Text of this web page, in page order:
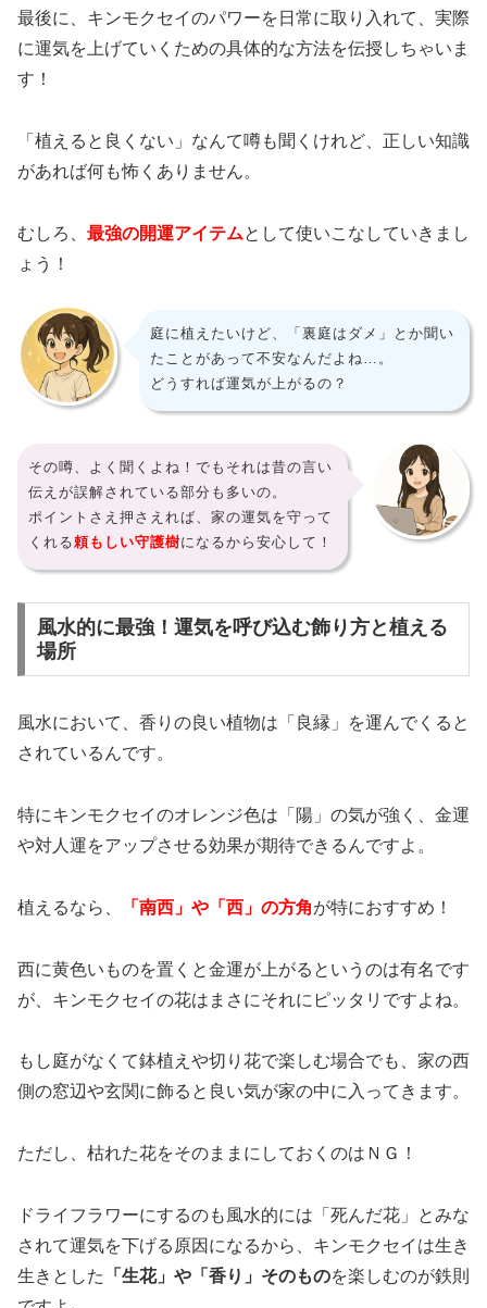
最後に、キンモクセイのパワーを日常に取り入れて、実際
に運気を上げていくための具体的な方法を伝授しちゃいま
す！
「植えると良くない」なんて噂も聞くけれど、正しい知識
があれば何も怖くありません。
むしろ、 最強の開運アイテムとして使いこなしていきまし
ょう！
庭に植えたいけど、「裏庭はダメ」とか聞い
たことがあって不安なんだよね…。
どうすれば運気が上がるの？
その噂、よく聞くよね！でもそれは昔の言い
伝えが誤解されている部分も多いの。
ポイントさえ押さえれば、家の運気を守って
くれる頼もしい守護樹になるから安心して！
風水的に最強！運気を呼び込む飾り方と植える
場所
風水において、香りの良い植物は「良縁」を運んでくると
されているんです。
特にキンモクセイのオレンジ色は「陽」の気が強く、金運
や対人運をアップさせる効果が期待できるんですよ。
植えるなら、 「南西」や「西」の方角が特におすすめ！
西に黄色いものを置くと金運が上がるというのは有名です
が、キンモクセイの花はまさにそれにピッタリですよね。
もし庭がなくて鉢植えや切り花で楽しむ場合でも、家の西
側の窓辺や玄関に飾ると良い気が家の中に入ってきます。
ただし、枯れた花をそのままにしておくのはＮＧ！
ドライフラワーにするのも風水的には「死んだ花」とみな
されて運気を下げる原因になるから、キンモクセイは生き
生きとした
「生花」や「香り」そのものを楽しむのが鉄則